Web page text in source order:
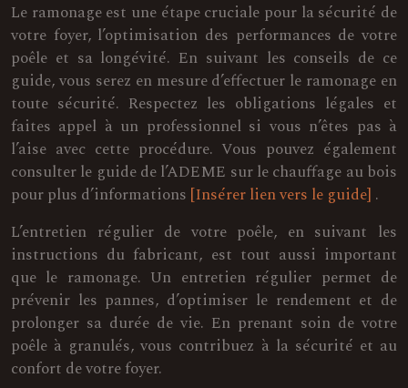
Le ramonage est une étape cruciale pour la sécurité de
votre foyer, l’optimisation des performances de votre
poêle et sa longévité. En suivant les conseils de ce
guide, vous serez en mesure d’effectuer le ramonage en
toute sécurité. Respectez les obligations légales et
faites appel à un professionnel si vous n’êtes pas à
l’aise avec cette procédure. Vous pouvez également
consulter le guide de l’ADEME sur le chauffage au bois
pour plus d’informations [Insérer lien vers le guide] .
L’entretien régulier de votre poêle, en suivant les
instructions du fabricant, est tout aussi important
que le ramonage. Un entretien régulier permet de
prévenir les pannes, d’optimiser le rendement et de
prolonger sa durée de vie. En prenant soin de votre
poêle à granulés, vous contribuez à la sécurité et au
confort de votre foyer.